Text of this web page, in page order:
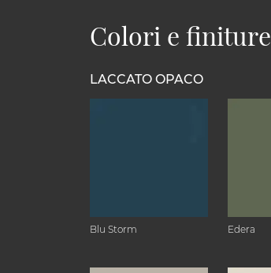
Colori e finiture
LACCATO OPACO
Blu Storm Edera